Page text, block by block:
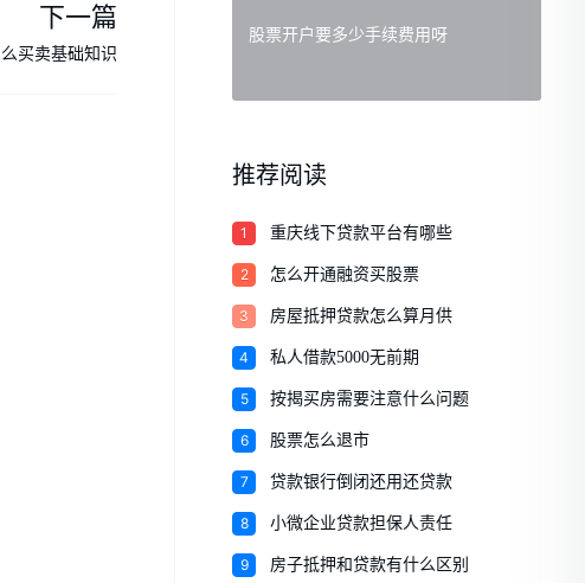
下一篇
买卖基础知识
股票开户要多少手续费用呀
推荐阅读
1 重庆线下贷款平台有哪些
2 怎么开通融资买股票
3 房屋抵押贷款怎么算月供
4 私人借款5000无前期
5 按揭买房需要注意什么问题
6 股票怎么退市
7 贷款银行倒闭还用还贷款
8 小微企业贷款担保人责任
9 房子抵押和贷款有什么区别